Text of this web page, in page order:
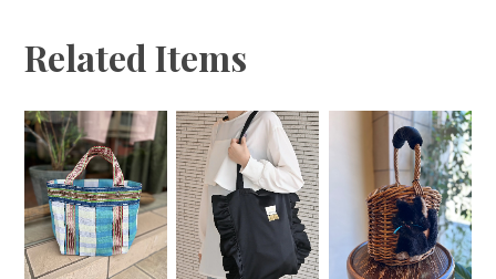
Related Items